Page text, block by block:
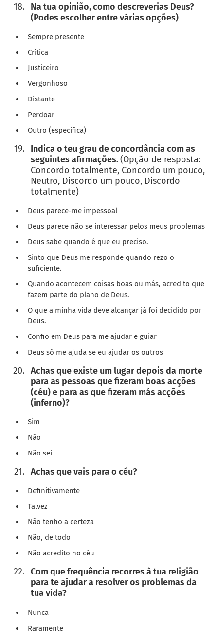
Na tua opinião, como descreverias Deus?
(Podes escolher entre várias opções)
Sempre presente
Crítica
Justiceiro
Vergonhoso
Distante
Perdoar
Outro (especifica)
Indica o teu grau de concordância com as
seguintes afirmações.(Opção de resposta:
Concordo totalmente, Concordo um pouco,
Neutro, Discordo um pouco, Discordo
totalmente)
Deus parece-me impessoal
Deus parece não se interessar pelos meus problemas
Deus sabe quando é que eu preciso.
Sinto que Deus me responde quando rezo o
suficiente.
Quando acontecem coisas boas ou más, acredito que
fazem parte do plano de Deus.
O que a minha vida deve alcançar já foi decidido por
Deus.
Confio em Deus para me ajudar e guiar
Deus só me ajuda se eu ajudar os outros
Achas que existe um lugar depois da morte
para as pessoas que fizeram boas acções
(céu) e para as que fizeram más acções
(inferno)?
Sim
Não
Não sei.
Achas que vais para o céu?
Definitivamente
Talvez
Não tenho a certeza
Não, de todo
Não acredito no céu
Com que frequência recorres à tua religião
para te ajudar a resolver os problemas da
tua vida?
Nunca
Raramente